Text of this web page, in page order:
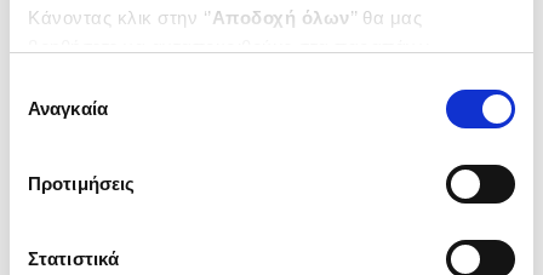
Κάνοντας κλικ στην ‘’Αποδοχή όλων’’ θα μας
ενδιαφέρουν και να επιλέξετε από τα παρακάτω με την
΄΄και να ενημερωθείτε σχετικά με
συγκατάθεσης
Αναγκαία
Προτιμήσεις
Στατιστικά